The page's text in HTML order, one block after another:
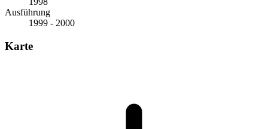
Ausführung
1999 - 2000
Karte